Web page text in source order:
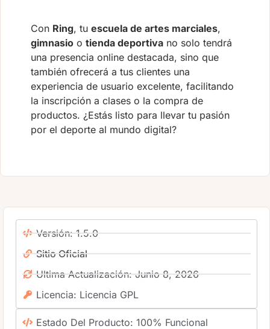
Con Ring, tu escuela de artes marciales,
gimnasio o tienda deportiva no solo tendrá
una presencia online destacada, sino que
también ofrecerá a tus clientes una
experiencia de usuario excelente, facilitando
la inscripción a clases o la compra de
productos. ¿Estás listo para llevar tu pasión
por el deporte al mundo digital?
Versión: 1.5.0
Sitio Oficial
Ultima Actualización: Junio 8, 2026
Licencia: Licencia GPL
Estado Del Producto: 100% Funcional